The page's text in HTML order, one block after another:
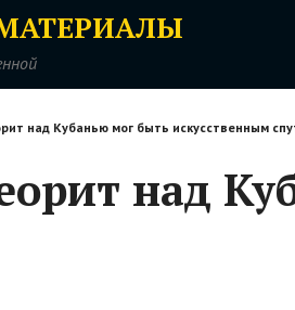
над Кубанью мог быть искусственным
над